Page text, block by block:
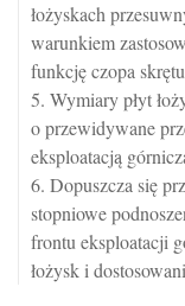
łożyskach
warunkiem
funkcję czopa
5. Wymiary płyt
o przewidywane
eksploatacją
6. Dopuszcza się
stopniowe
frontu eksploatacji
łożysk i